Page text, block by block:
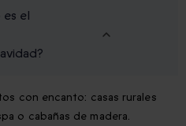
el
con encanto: casas rurales
o cabañas de madera.